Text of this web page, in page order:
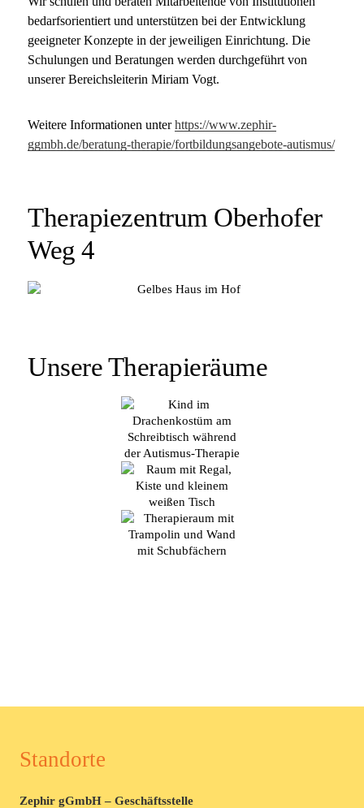
bedarfsorientiert und unterstützen bei der Entwicklung
geeigneter Konzepte in der jeweiligen Einrichtung. Die
Schulungen und Beratungen werden durchgeführt von
unserer Bereichsleiterin Miriam Vogt.
Weitere Informationen unterhttps://www.zephir-
ggmbh.de/beratung-therapie/fortbildungsangebote-autismus/
Therapiezentrum Oberhofer
Weg 4
Unsere Therapieräume
Standorte
Zephir gGmbH – Geschäftsstelle